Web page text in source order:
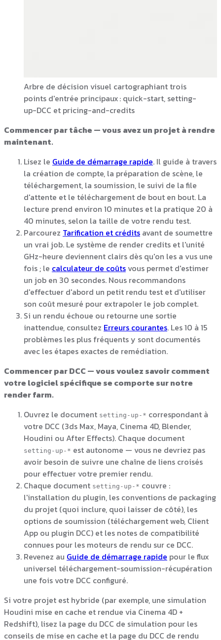
Arbre de décision visuel cartographiant trois
points d'entrée principaux : quick-start, setting-
up-DCC et pricing-and-credits
Commencer par tâche — vous avez un projet à rendre
maintenant.
Lisez le Guide de démarrage rapide. Il guide à travers
la création de compte, la préparation de scène, le
téléchargement, la soumission, le suivi de la file
d'attente et le téléchargement de bout en bout. La
lecture prend environ 10 minutes et la pratique 20 à
40 minutes, selon la taille de votre rendu test.
Parcourez Tarification et crédits avant de soumettre
un vrai job. Le système de render credits et l'unité
GHz-heure deviennent clairs dès qu'on les a vus une
fois ; le calculateur de coûts vous permet d'estimer
un job en 30 secondes. Nous recommandons
d'effectuer d'abord un petit rendu test et d'utiliser
son coût mesuré pour extrapoler le job complet.
Si un rendu échoue ou retourne une sortie
inattendue, consultez Erreurs courantes. Les 10 à 15
problèmes les plus fréquents y sont documentés
avec les étapes exactes de remédiation.
Commencer par DCC — vous voulez savoir comment
votre logiciel spécifique se comporte sur notre
render farm.
Ouvrez le document setting-up-* correspondant à
votre DCC (3ds Max, Maya, Cinema 4D, Blender,
Houdini ou After Effects). Chaque document
setting-up-* est autonome — vous ne devriez pas
avoir besoin de suivre une chaîne de liens croisés
pour effectuer votre premier rendu.
Chaque document setting-up-* couvre :
l'installation du plugin, les conventions de packaging
du projet (quoi inclure, quoi laisser de côté), les
options de soumission (téléchargement web, Client
App ou plugin DCC) et les notes de compatibilité
connues pour les moteurs de rendu sur ce DCC.
Revenez au Guide de démarrage rapide pour le flux
universel téléchargement-soumission-récupération
une fois votre DCC configuré.
Si votre projet est hybride (par exemple, une simulation
Houdini mise en cache et rendue via Cinema 4D +
Redshift), lisez la page du DCC de simulation pour les
conseils de mise en cache et la page du DCC de rendu